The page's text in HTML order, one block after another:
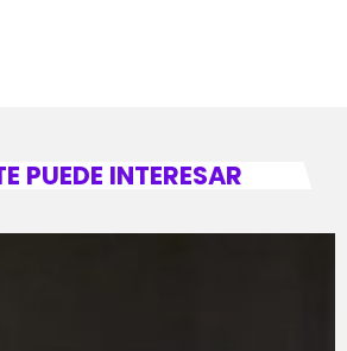
PUEDE INTERESAR